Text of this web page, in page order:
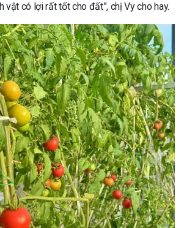
vật có lợi rất tốt cho đất”, chị Vy cho hay.